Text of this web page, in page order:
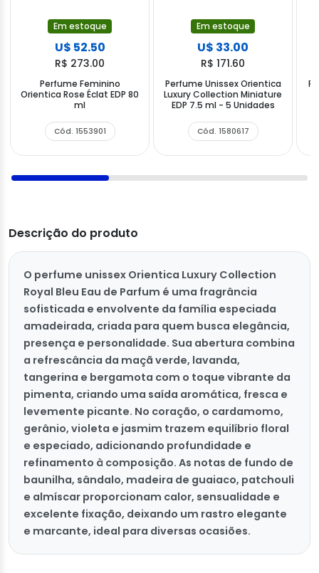
Em estoque
U$ 52.50
R$ 273.00
Perfume Feminino
Orientica Rose Éclat EDP 80
ml
Cód. 1553901
Em estoque
U$ 33.00
R$ 171.60
Perfume Unissex Orientica
Luxury Collection Miniature
EDP 7.5 ml - 5 Unidades
Cód. 1580617
Descrição do produto
O perfume unissex Orientica Luxury Collection
Royal Bleu Eau de Parfum é uma fragrância
sofisticada e envolvente da família especiada
amadeirada, criada para quem busca elegância,
presença e personalidade. Sua abertura combina
a refrescância da maçã verde, lavanda,
tangerina e bergamota com o toque vibrante da
pimenta, criando uma saída aromática, fresca e
levemente picante. No coração, o cardamomo,
gerânio, violeta e jasmim trazem equilíbrio floral
e especiado, adicionando profundidade e
refinamento à composição. As notas de fundo de
baunilha, sândalo, madeira de guaiaco, patchouli
e almíscar proporcionam calor, sensualidade e
excelente fixação, deixando um rastro elegante
e marcante, ideal para diversas ocasiões.